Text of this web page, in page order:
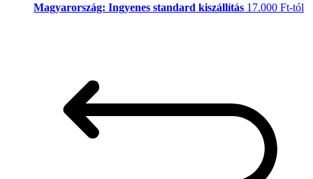
Magyarország: Ingyenes standard kiszállítás 17.000 Ft-tól